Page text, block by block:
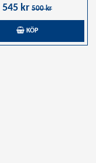
545 kr 500 kr
KÖP